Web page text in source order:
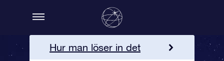
Hur man löser in det